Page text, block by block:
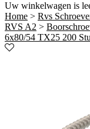
Uw winkelwagen is
Home > Rvs
RVS A2 >
6x80/54 TX25 200